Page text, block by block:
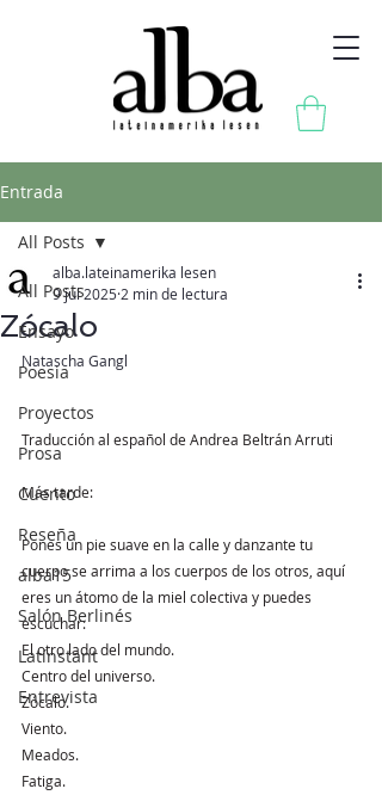
Entrada
All Posts
Ensayo
Poesia
Proyectos
Prosa
Cuento
Reseña
alba15
Salón Berlinés
Latínstant
Entrevista
All Posts
Zócalo
alba.lateinamerika lesen
9 jul 2025 2 min de lectura
Natascha Gangl
Traducción al español de Andrea Beltrán Arruti
Más tarde:
Pones un pie suave en la calle y danzante tu
cuerpo se arrima a los cuerpos de los otros, aquí
eres un átomo de la miel colectiva y puedes
escuchar:
El otro lado del mundo.
Centro del universo.
Zócalo.
Viento.
Meados.
Fatiga.